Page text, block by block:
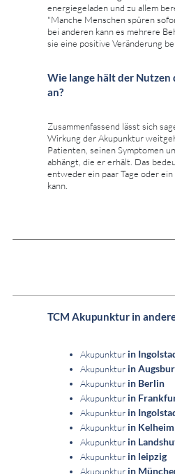
energiegeladen und zu allem
"Manche Menschen spüren
bei anderen kann es mehrere
sie eine positive Veränderung
Wie lange hält der
an?
Zusammenfassend lässt sich
Wirkung der Akupunktur
Patienten, seinen Symptomen
abhängt, die er erhält. Das
entweder ein paar Tage oder
kann.
TCM Akupunktur in
Akupunktur in
Akupunktur in
Akupunktur in Berlin
Akupunktur in
Akupunktur in
Akupunktur in Kelheim
Akupunktur in
Akupunktur in leipzig
Akupunktur in